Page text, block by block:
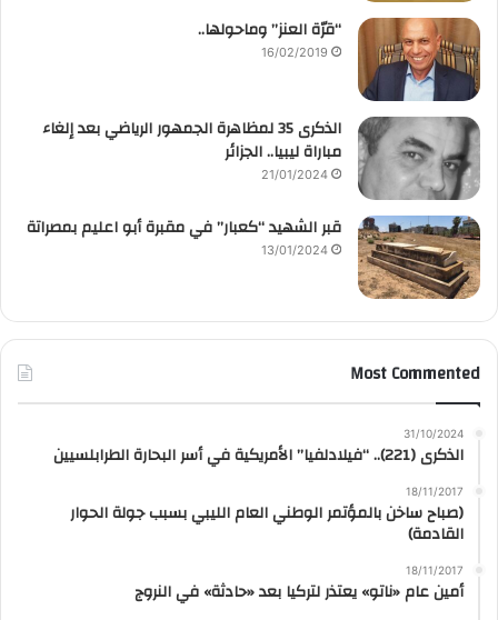
“قرّة العنز” وماحولها..
16/02/2019
الذكرى 35 لمظاهرة الجمهور الرياضي بعد إلغاء
مباراة ليبيا.. الجزائر
21/01/2024
قبر الشهيد “كعبار” في مقبرة أبو اعليم بمصراتة
13/01/2024
Most Commented
31/10/2024
الذكرى (221).. “فيلادلفيا” الأمريكية في أسر البحارة الطرابلسيين
18/11/2017
(صباح ساخن بالمؤتمر الوطني العام الليبي بسبب جولة الحوار
القادمة)
18/11/2017
أمين عام «ناتو» يعتذر لتركيا بعد «حادثة» في النروج